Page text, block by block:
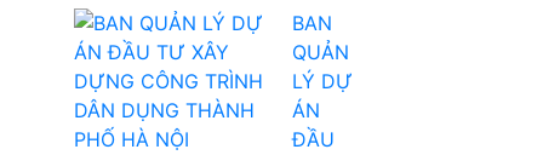
BAN
QUẢN
LÝ DỰ
ÁN
ĐẦU